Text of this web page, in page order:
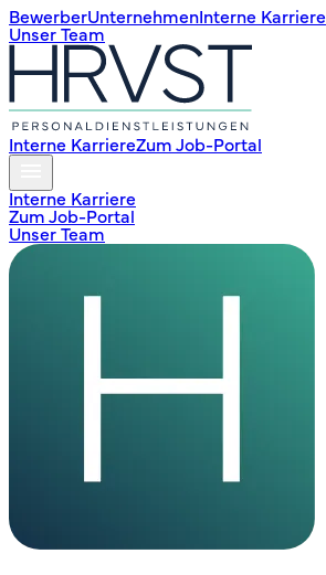
BewerberUnternehmen Interne Karriere
Unser Team
Interne KarriereZum Job-Portal
Interne Karriere
Zum Job-Portal
Unser Team